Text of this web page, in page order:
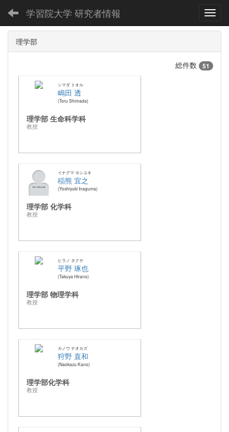
学習院大学 研究者情報
理学部
総件数 51
シマダ トオル
嶋田 透
Toru Shimada
理学部 生命科学科
教授
イナグマ ヨシユキ
稲熊 宜之
Yoshiyuki Inaguma
理学部 化学科
教授
ヒラノ タクヤ
平野 琢也
Takuya Hirano
理学部 物理学科
教授
カノウ ナオカズ
狩野 直和
Naokazu Kano
理学部化学科
教授